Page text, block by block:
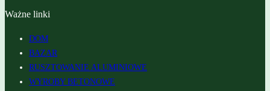
Ważne linki
DOM
BAZAR
RUSZTOWANIE ALUMINIOWE
WYROBY BETONOWE